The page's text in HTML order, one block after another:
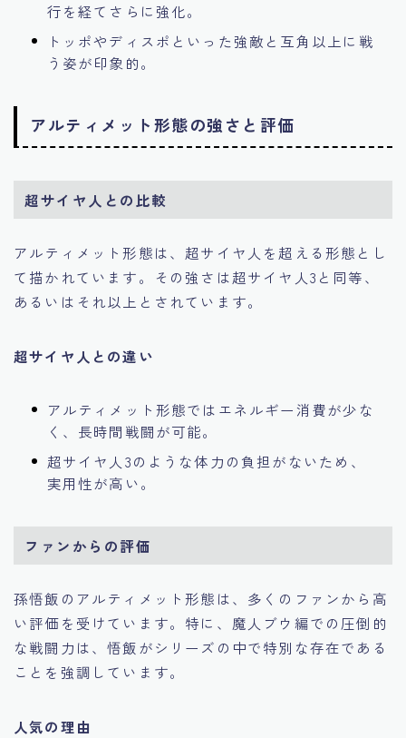
行を経てさらに強化。
トッポやディスポといった強敵と互角以上に戦
う姿が印象的。
アルティメット形態の強さと評価
超サイヤ人との比較
アルティメット形態は、超サイヤ人を超える形態とし
て描かれています。その強さは超サイヤ人3と同等、
あるいはそれ以上とされています。
超サイヤ人との違い
アルティメット形態ではエネルギー消費が少な
く、長時間戦闘が可能。
超サイヤ人3のような体力の負担がないため、
実用性が高い。
ファンからの評価
孫悟飯のアルティメット形態は、多くのファンから高
い評価を受けています。特に、魔人ブウ編での圧倒的
な戦闘力は、悟飯がシリーズの中で特別な存在である
ことを強調しています。
人気の理由